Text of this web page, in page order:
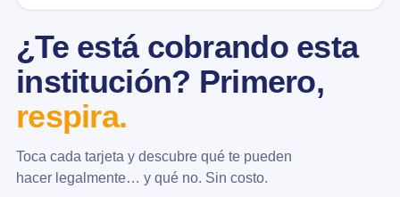
¿Te está cobrando esta
institución? Primero,
respira.
Toca cada tarjeta y descubre qué te pueden
hacer legalmente… y qué no. Sin costo.